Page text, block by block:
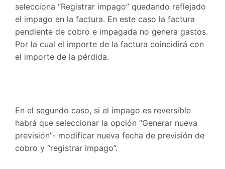
selecciona “Registrar impago” quedando reflejado
el impago en la factura. En este caso la factura
pendiente de cobro e impagada no genera gastos.
Por la cual el importe de la factura coincidirá con
el importe de la pérdida.
En el segundo caso, si el impago es reversible
habrá que seleccionar la opción “Generar nueva
previsión”- modificar nueva fecha de previsión de
cobro y “registrar impago”.